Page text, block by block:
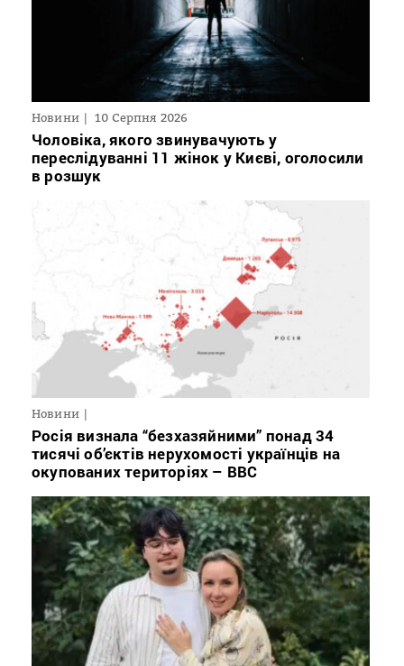
Новини 10 Серпня 2026
Чоловіка, якого звинувачують у
переслідуванні 11 жінок у Києві, оголосили
в розшук
Новини
Росія визнала “безхазяйними” понад 34
тисячі об’єктів нерухомості українців на
окупованих територіях – BBC